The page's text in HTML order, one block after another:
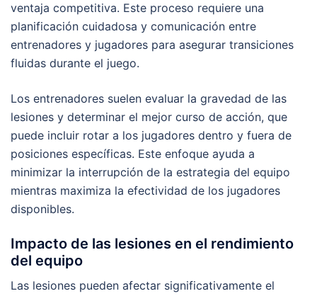
ventaja competitiva. Este proceso requiere una
planificación cuidadosa y comunicación entre
entrenadores y jugadores para asegurar transiciones
fluidas durante el juego.
Los entrenadores suelen evaluar la gravedad de las
lesiones y determinar el mejor curso de acción, que
puede incluir rotar a los jugadores dentro y fuera de
posiciones específicas. Este enfoque ayuda a
minimizar la interrupción de la estrategia del equipo
mientras maximiza la efectividad de los jugadores
disponibles.
Impacto de las lesiones en el rendimiento
del equipo
Las lesiones pueden afectar significativamente el